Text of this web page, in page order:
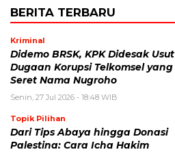
BERITA TERBARU
Kriminal
Didemo BRSK, KPK Didesak Usut
Dugaan Korupsi Telkomsel yang
Seret Nama Nugroho
Senin, 27 Jul 2026 - 18:48 WIB
Topik Pilihan
Dari Tips Abaya hingga Donasi
Palestina: Cara Icha Hakim